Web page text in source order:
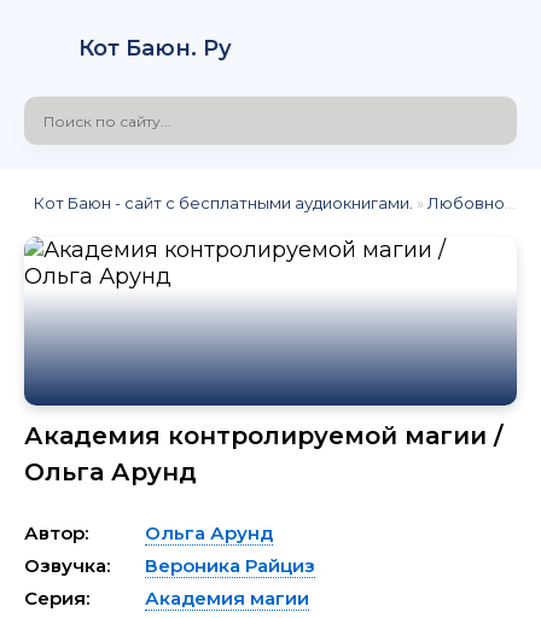
Кот Баюн. Ру
Кот Баюн - сайт с бесплатными аудиокнигами. » Любовное фэнтези
Академия контролируемой магии /
Ольга Арунд
Автор:
Ольга Арунд
Озвучка:
Вероника Райциз
Серия:
Академия магии